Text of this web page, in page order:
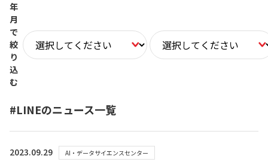
年
月
で
絞
り
込
む
#LINEのニュース一覧
2023.09.29 AI・データサイエンスセンター